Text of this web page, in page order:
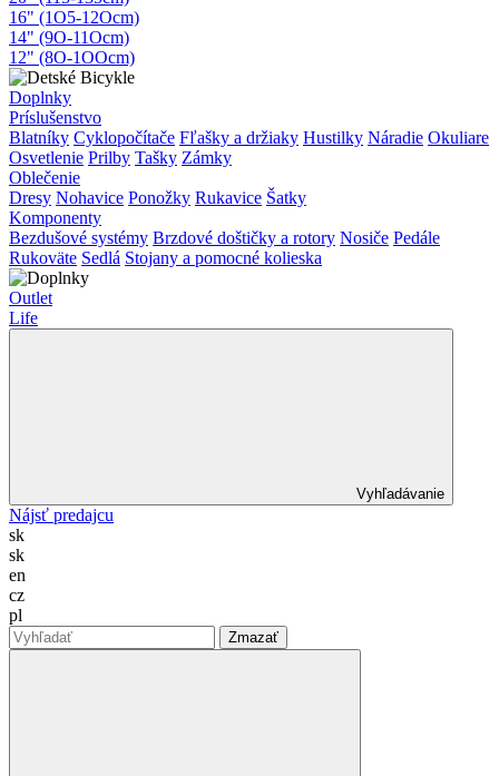
16" (1O5-12Ocm)
14" (9O-11Ocm)
12" (8O-1OOcm)
Doplnky
Príslušenstvo
Blatníky Cyklopočítače Fľašky a držiaky Hustilky Náradie Okuliare
Osvetlenie Prilby Tašky Zámky
Oblečenie
Dresy Nohavice Ponožky Rukavice Šatky
Komponenty
Bezdušové systémy Brzdové doštičky a rotory Nosiče Pedále
Rukoväte Sedlá Stojany a pomocné kolieska
Outlet
Life
Vyhľadávanie
Nájsť predajcu
sk
sk
en
cz
pl
Zmazať